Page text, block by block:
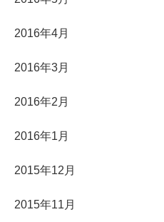
2016年4月
2016年3月
2016年2月
2016年1月
2015年12月
2015年11月